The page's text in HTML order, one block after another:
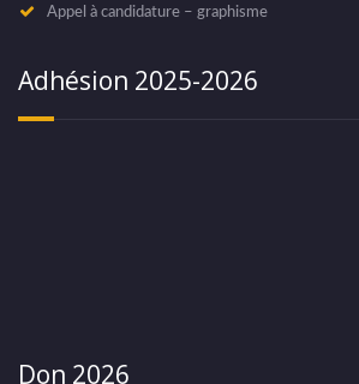
Appel à candidature – graphisme
Adhésion 2025-2026
Don 2026